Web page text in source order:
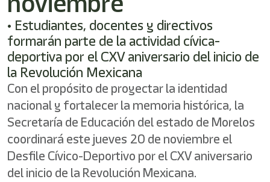
contenido.
• Estudiantes, docentes y directivos
formarán parte de la actividad cívica-
deportiva por el CXV aniversario del inicio de
la Revolución Mexicana
Con el propósito de proyectar la identidad
nacional y fortalecer la memoria histórica, la
Secretaría de Educación del estado de Morelos
coordinará este jueves 20 de noviembre el
Desfile Cívico-Deportivo por el CXV aniversario
del inicio de la Revolución Mexicana.